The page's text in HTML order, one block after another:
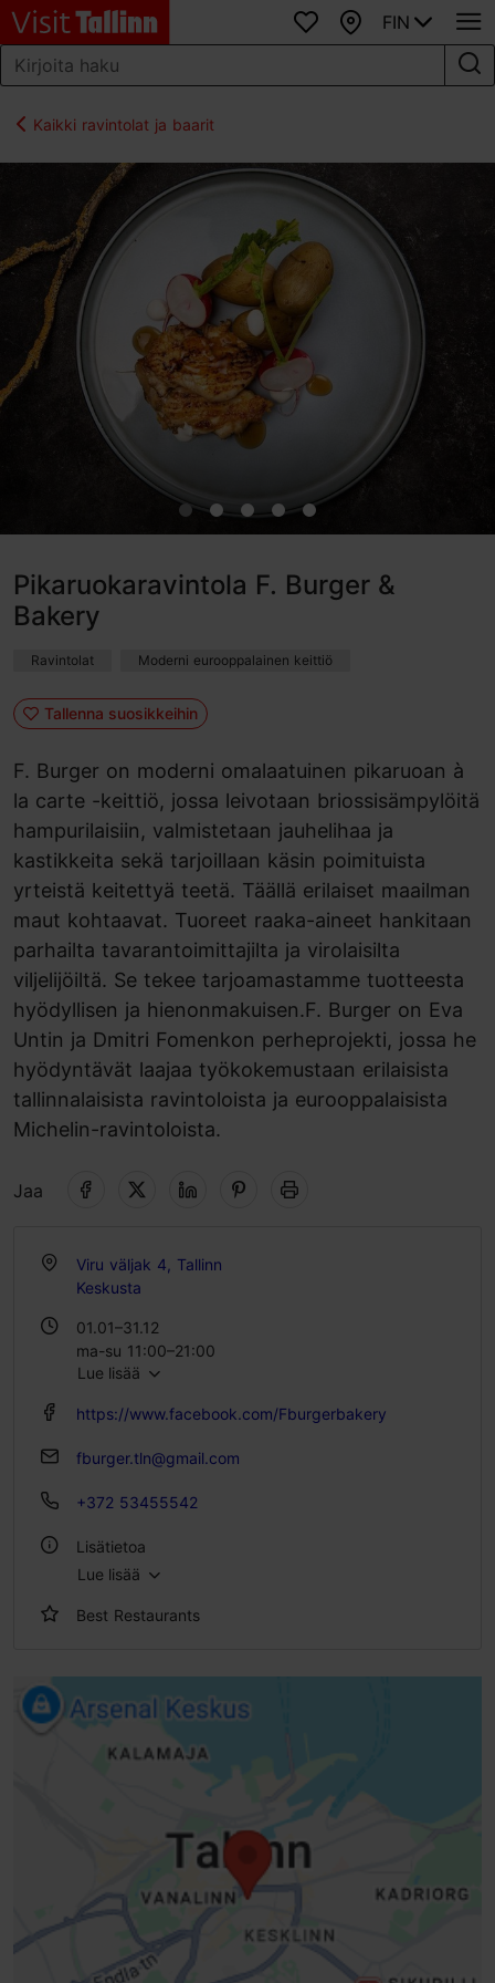
SuosikitKartta
FIN
Kaikki ravintolat ja baarit
Pikaruokaravintola F. Burger &
Bakery
Ravintolat Moderni eurooppalainen keittiö
Tallenna suosikkeihin
F. Burger on moderni omalaatuinen pikaruoan à
la carte -keittiö, jossa leivotaan briossisämpylöitä
hampurilaisiin, valmistetaan jauhelihaa ja
kastikkeita sekä tarjoillaan käsin poimituista
yrteistä keitettyä teetä. Täällä erilaiset maailman
maut kohtaavat. Tuoreet raaka-aineet hankitaan
parhailta tavarantoimittajilta ja virolaisilta
viljelijöiltä. Se tekee tarjoamastamme tuotteesta
hyödyllisen ja hienonmakuisen.F. Burger on Eva
Untin ja Dmitri Fomenkon perheprojekti, jossa he
hyödyntävät laajaa työkokemustaan erilaisista
tallinnalaisista ravintoloista ja eurooppalaisista
Michelin-ravintoloista.
Jaa
Viru väljak 4, Tallinn
Keskusta
01.01–31.12
ma-su 11:00–21:00
Lue lisää
https://www.facebook.com/Fburgerbakery
fburger.tln@gmail.com
+372 53455542
Lisätietoa
Lemmikkieläimet tervetulleita
Lue lisää
Best Restaurants